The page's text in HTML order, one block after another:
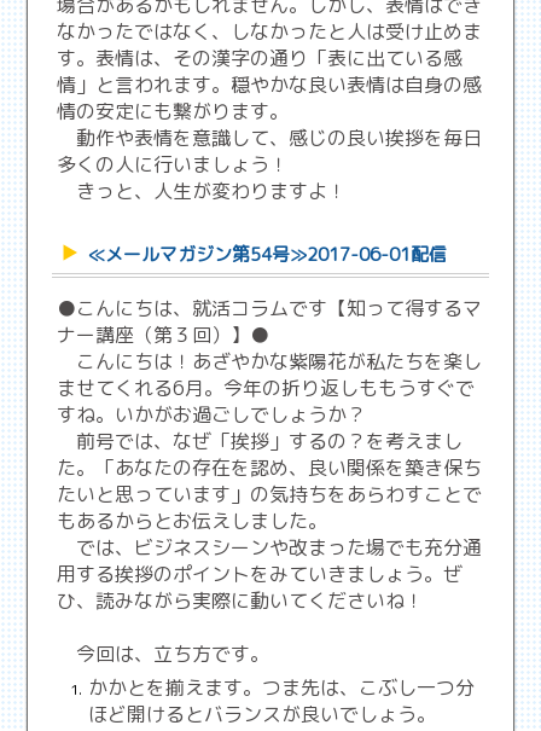
なかったではなく、しなかったと人は受け止めま
す。表情は、その漢字の通り「表に出ている感
情」と言われます。穏やかな良い表情は自身の感
情の安定にも繋がります。
動作や表情を意識して、感じの良い挨拶を毎日
多くの人に行いましょう！
きっと、人生が変わりますよ！
≪メールマガジン第54号≫2017-06-01配信
●こんにちは、就活コラムです【知って得するマ
ナー講座（第３回）】●
こんにちは！あざやかな紫陽花が私たちを楽し
ませてくれる6月。今年の折り返しももうすぐで
すね。いかがお過ごしでしょうか？
前号では、なぜ「挨拶」するの？を考えまし
た。「あなたの存在を認め、良い関係を築き保ち
たいと思っています」の気持ちをあらわすことで
もあるからとお伝えしました。
では、ビジネスシーンや改まった場でも充分通
用する挨拶のポイントをみていきましょう。ぜ
ひ、読みながら実際に動いてくださいね！
今回は、立ち方です。
かかとを揃えます。つま先は、こぶし一つ分
ほど開けるとバランスが良いでしょう。